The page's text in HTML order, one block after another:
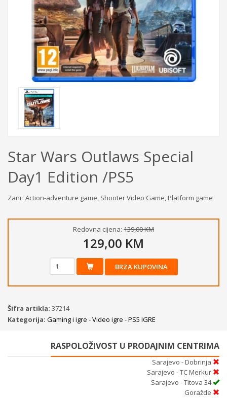
Star Wars Outlaws Special
Day1 Edition /PS5
Zanr: Action-adventure game, Shooter Video Game, Platform game
Redovna cijena: 139,00 KM
129,00 KM
BRZA KUPOVINA
Šifra artikla: 37214
Kategorija: Gaming i igre - Video igre - PS5 IGRE
RASPOLOŽIVOST U PRODAJNIM CENTRIMA
Sarajevo - Dobrinja
Sarajevo - TC Merkur
Sarajevo - Titova 34
Goražde